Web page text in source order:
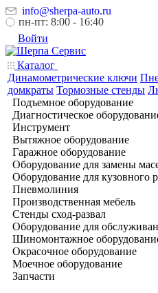
info@sherpa-auto.ru
пн-пт: 8:00 - 16:40
Войти
Каталог
Динамометрические ключи
домкраты Тормозные стенды
Подъемное оборудование
Диагностическое
Инструмент
Вытяжное оборудование
Гаражное оборудование
Оборудование для замены
Оборудование для кузовного
Пневмолиния
Производственная мебель
Стенды сход-развал
Оборудование для
Шиномонтажное
Окрасочное оборудование
Моечное оборудование
Запчасти